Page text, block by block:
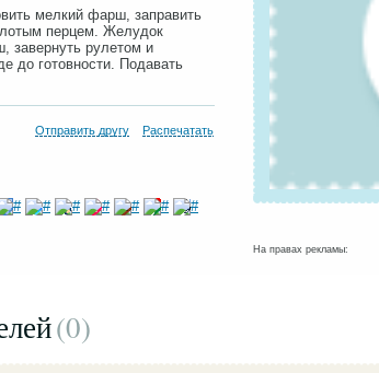
мелкий фарш, заправить
перцем. Желудок
завернуть рулетом и
до готовности. Подавать
Отправить другу Распечатать
На правах рекламы:
(0)